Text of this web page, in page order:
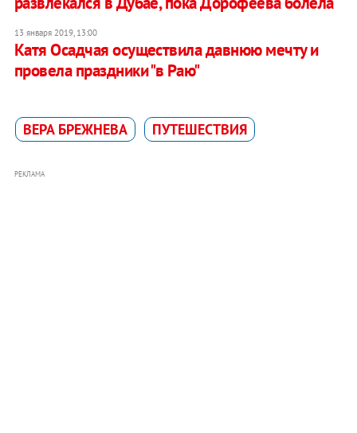
13 января 2019, 13:00
Катя Осадчая осуществила давнюю мечту и
провела праздники "в Раю"
ВЕРА БРЕЖНЕВА ПУТЕШЕСТВИЯ
РЕКЛАМА